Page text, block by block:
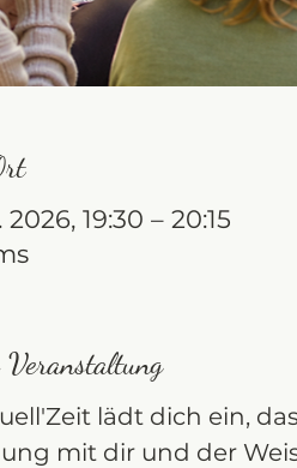
19:30 – 20:15
lädt dich ein,
mit dir und der